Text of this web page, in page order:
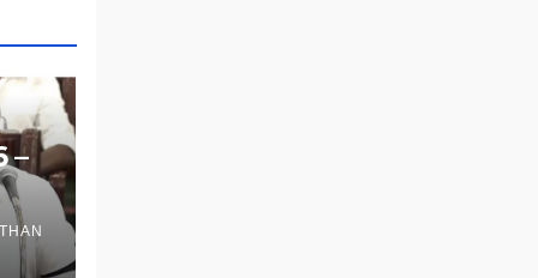
–